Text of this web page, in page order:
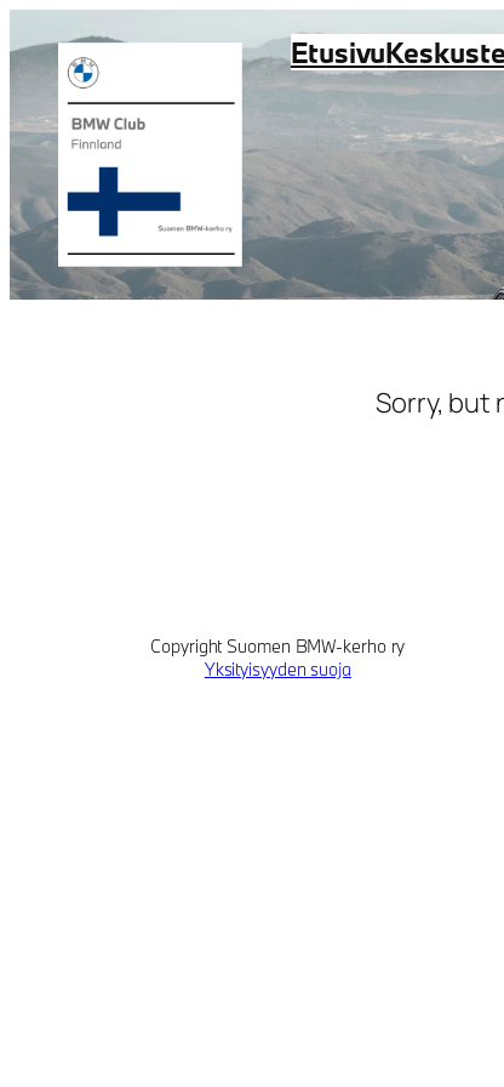
sisältöön
Etusivu
Sorry, but
Copyright Suomen BMW-kerho ry
Yksityisyyden suoja